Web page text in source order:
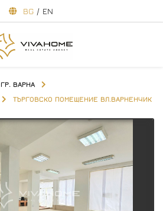
BG / EN
ГР. ВАРНА
ТЪРГОВСКО ПОМЕЩЕНИЕ ВЛ.ВАРНЕНЧИК